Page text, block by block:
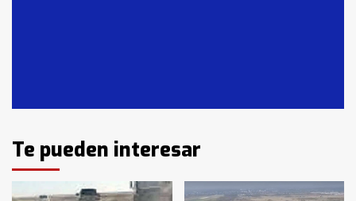
3
Identidad de los adolescentes
pampeanos que fueron
en la mañana del lunes
Te pueden interesar